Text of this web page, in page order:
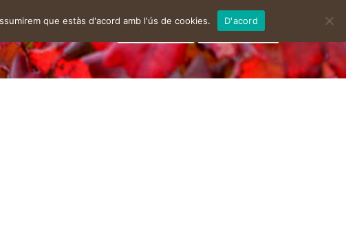
instagram
que estàs d'acord amb l'ús de cookies. D'acord